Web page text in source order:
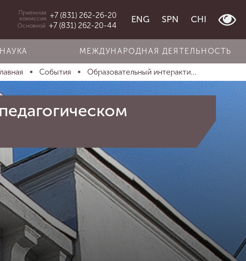
Приемная
комиссия +7 (831) 262-26-20
Основной +7 (831) 262-20-44
ENG SPN CHI
НАУКА МЕЖДУНАРОДНАЯ ДЕЯТЕЛЬНОСТЬ
События Образовательный интеракти...